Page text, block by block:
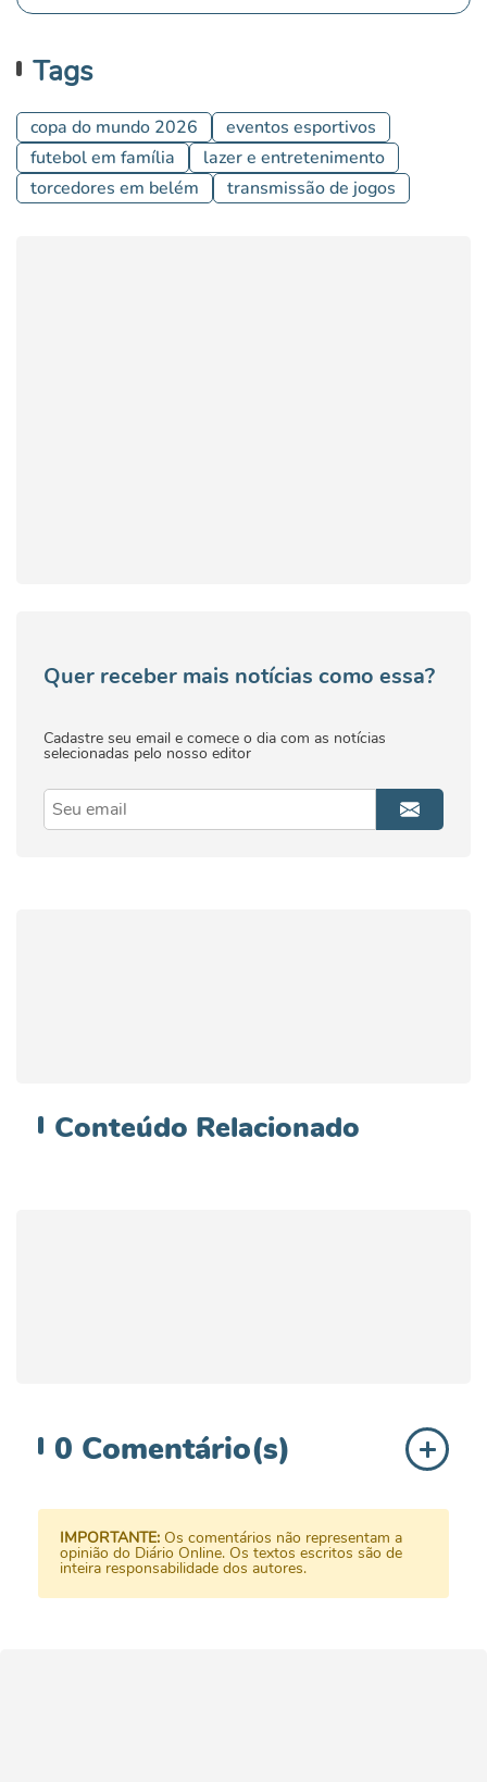
Tags
copa do mundo 2026
eventos esportivos
futebol em família
lazer e entretenimento
torcedores em belém
transmissão de jogos
Quer receber mais notícias como essa?
Cadastre seu email e comece o dia com as notícias
selecionadas pelo nosso editor
Conteúdo Relacionado
0 Comentário(s)
IMPORTANTE: Os comentários não representam a
opinião do Diário Online. Os textos escritos são de
inteira responsabilidade dos autores.